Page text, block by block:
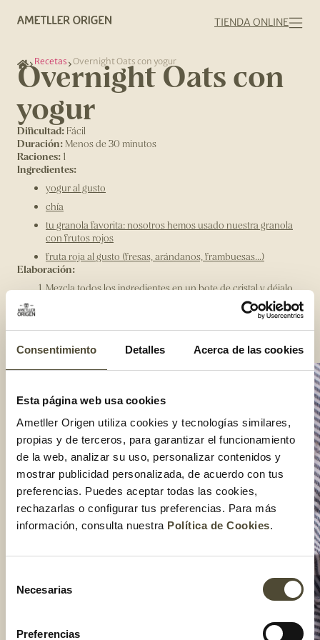
Consentimiento Detalles Acerca de las cookies
Esta página web usa cookies
Ametller Origen utiliza cookies y tecnologías similares,
propias y de terceros, para garantizar el funcionamiento
de la web, analizar su uso, personalizar contenidos y
mostrar publicidad personalizada, de acuerdo con tus
preferencias. Puedes aceptar todas las cookies,
rechazarlas o configurar tus preferencias. Para más
información, consulta nuestra Política de Cookies.
Necesarias
Preferencias
TIENDA ONLINE
Recetas Overnight Oats con yogur
Overnight Oats con
yogur
Dificultad: Fácil
Duración: Menos de 30 minutos
Raciones:1
Ingredientes:
yogur al gusto
chía
tu granola favorita: nosotros hemos usado nuestra granola
con frutos rojos
fruta roja al gusto (fresas, arándanos, frambuesas...)
Elaboración:
Mezcla todos los ingredientes en un bote de cristal y déjalo
reposar en la nevera toda la noche para que la chía y la
avena se hidraten bien y se mezclen todos los sabores del